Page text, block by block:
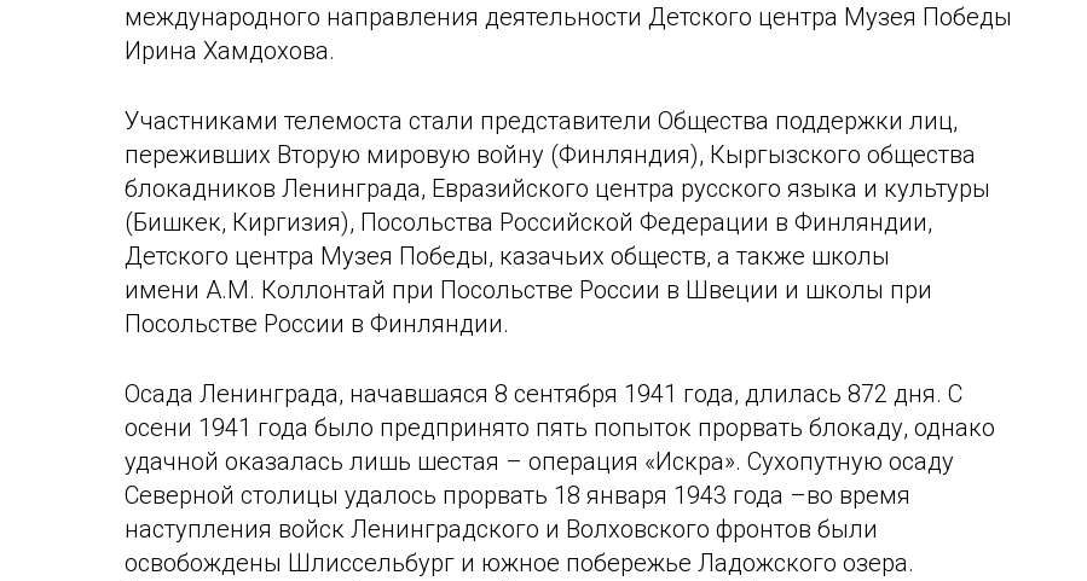
международного направления деятельности Детского центра Музея Победы
Ирина Хамдохова.
Участниками телемоста стали представители Общества поддержки лиц,
переживших Вторую мировую войну (Финляндия), Кыргызского общества
блокадников Ленинграда, Евразийского центра русского языка и культуры
(Бишкек, Киргизия), Посольства Российской Федерации в Финляндии,
Детского центра Музея Победы, казачьих обществ, а также школы
имени А.М. Коллонтай при Посольстве России в Швеции и школы при
Посольстве России в Финляндии.
Осада Ленинграда, начавшаяся 8 сентября 1941 года, длилась 872 дня. С
осени 1941 года было предпринято пять попыток прорвать блокаду, однако
удачной оказалась лишь шестая – операция «Искра». Сухопутную осаду
Северной столицы удалось прорвать 18 января 1943 года –во время
наступления войск Ленинградского и Волховского фронтов были
освобождены Шлиссельбург и южное побережье Ладожского озера.